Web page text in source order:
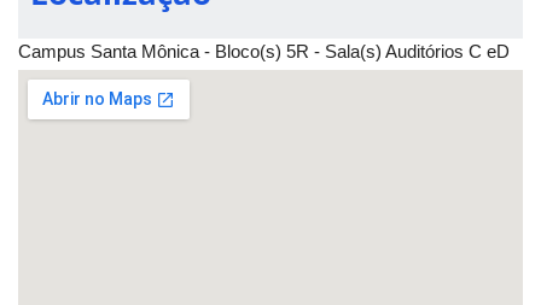
Campus Santa Mônica - Bloco(s) 5R - Sala(s) Auditórios C eD